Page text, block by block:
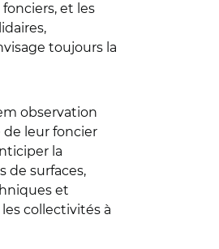
et les
toujours la
observation
leur foncier
la
de surfaces,
et
collectivités à